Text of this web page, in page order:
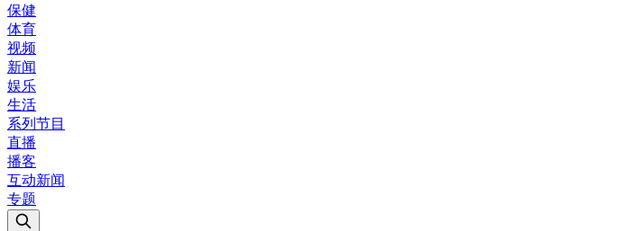
保健
体育
视频
新闻
娱乐
生活
系列节目
直播
播客
互动新闻
专题